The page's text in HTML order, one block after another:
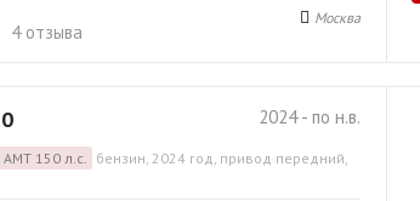
4 отзыва
Москва
2024 - по н.в.
150 л.с. бензин, 2024 год, привод передний,